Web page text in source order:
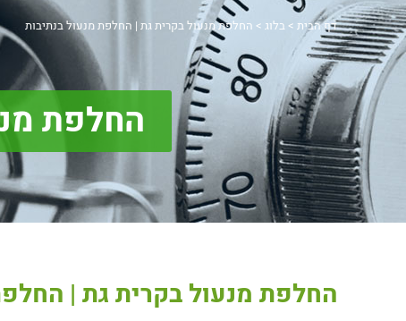
דף הבית > בלוג > החלפת מנעול בקרית גת | החלפת מנעול בנתיבות
החלפת
החלפת מנעול בקרית גת |